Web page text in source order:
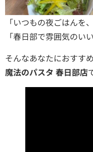
「いつもの夜ごはんを
「春日部で雰囲気のい
そんなあなたにおすすめ
魔法のパスタ 春日部店